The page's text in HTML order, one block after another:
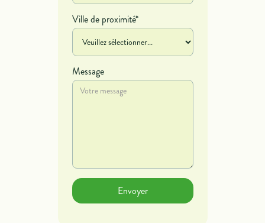
Ville de proximité*
Message